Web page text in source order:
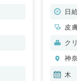
非常勤
日
皮
ク
神
木